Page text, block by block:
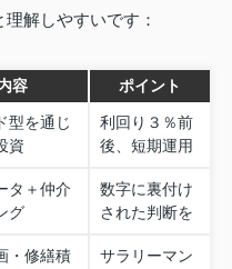
解しやすいです：
容 ポイント
型を通じ
資
利回り３％前
後、短期運用
タ＋仲介
グ
数字に裏付け
された判断を
・修繕積
サラリーマン